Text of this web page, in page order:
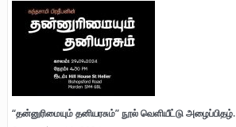
“தன்னுரிமையும் தனியரசும்” நூல் வெளியீட்டு அழைப்பிதழ்.